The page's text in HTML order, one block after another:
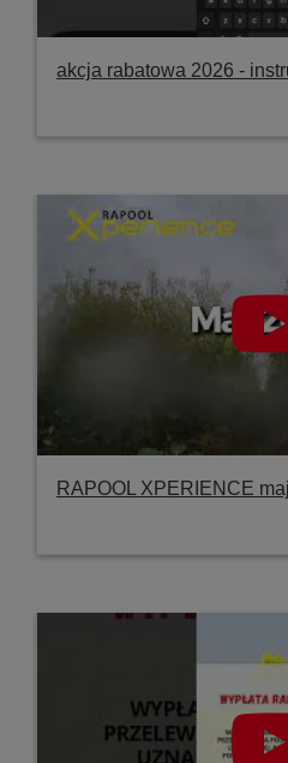
akcja rabatowa 2026 -
RAPOOL XPERIENCE